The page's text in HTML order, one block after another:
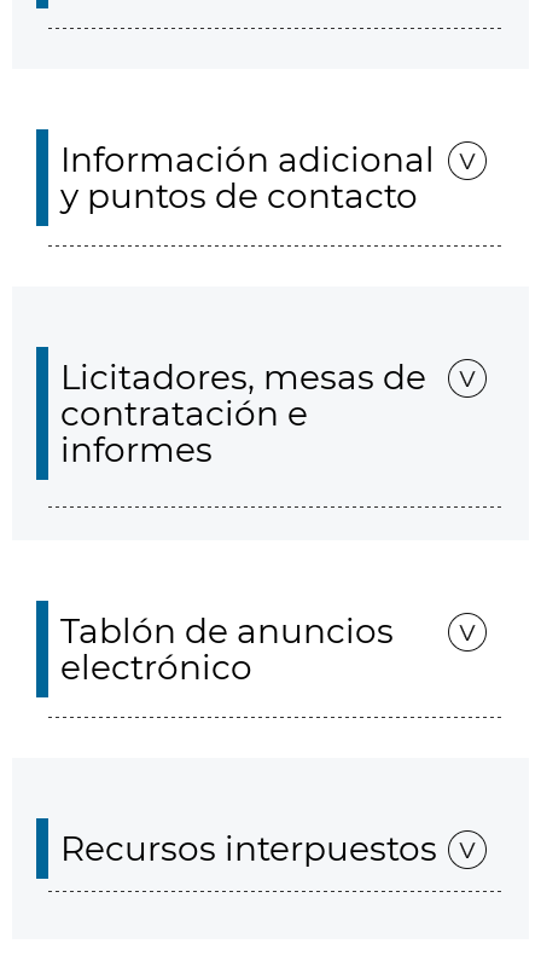
Información adicional
y puntos de contacto
Licitadores, mesas de
contratación e
informes
Tablón de anuncios
electrónico
Recursos interpuestos